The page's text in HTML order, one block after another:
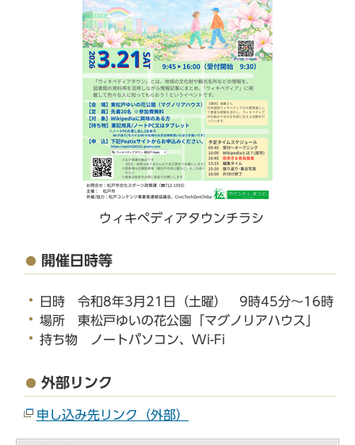
ウィキペディアタウンチラシ
開催日時等
日時 令和8年3月21日（土曜） 9時45分～16時
場所 東松戸ゆいの花公園「マグノリアハウス」
持ち物 ノートパソコン、Wi-Fi
外部リンク
申し込み先リンク（外部）